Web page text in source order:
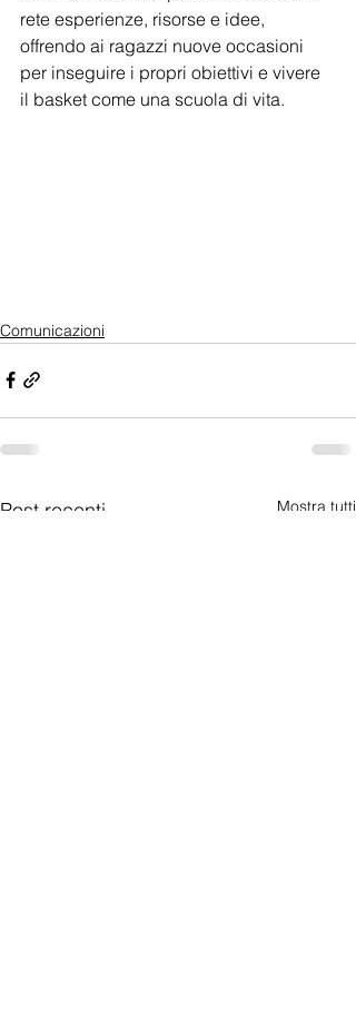
rete esperienze, risorse e idee,
offrendo ai ragazzi nuove occasioni
per inseguire i propri obiettivi e vivere
il basket come una scuola di vita.
Comunicazioni
Post recenti Mostra tutti